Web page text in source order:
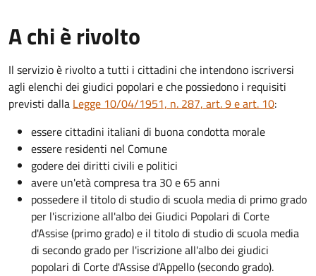
A chi è rivolto
Il servizio è rivolto a tutti i cittadini che intendono iscriversi
agli elenchi dei giudici popolari e che possiedono i requisiti
previsti dalla Legge 10/04/1951, n. 287, art. 9 e art. 10:
essere cittadini italiani di buona condotta morale
essere residenti nel Comune
godere dei diritti civili e politici
avere un'età compresa tra 30 e 65 anni
possedere il titolo di studio di scuola media di primo grado
per l'iscrizione all'albo dei Giudici Popolari di Corte
d'Assise (primo grado) e il titolo di studio di scuola media
di secondo grado per l'iscrizione all'albo dei giudici
popolari di Corte d'Assise d’Appello (secondo grado).